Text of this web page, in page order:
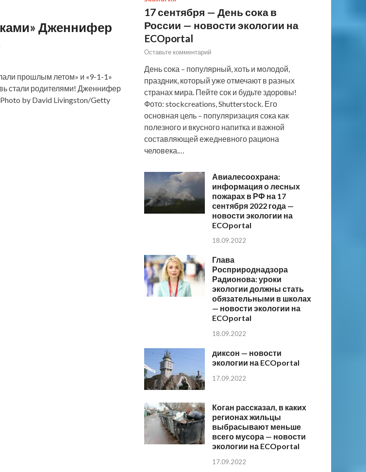
Дженнифер
прошлым летом» и «9-1-1»
стали родителями! Дженнифер
by David Livingston/Getty
17 сентября — День сока в
России — новости экологии на
ECOportal
Оставьте комментарий
День сока – популярный, хоть и молодой,
праздник, который уже отмечают в разных
странах мира. Пейте сок и будьте здоровы!
Фото: stockcreations, Shutterstock. Его
основная цель – популяризация сока как
полезного и вкусного напитка и важной
составляющей ежедневного рациона
человека.…
Авиалесоохрана:
информация о лесных
пожарах в РФ на 17
сентября 2022 года —
новости экологии на
ECOportal
18.09.2022
Глава
Росприроднадзора
Радионова: уроки
экологии должны стать
обязательными в школах
— новости экологии на
ECOportal
18.09.2022
диксон — новости
экологии на ECOportal
17.09.2022
Коган рассказал, в каких
регионах жильцы
выбрасывают меньше
всего мусора — новости
экологии на ECOportal
17.09.2022